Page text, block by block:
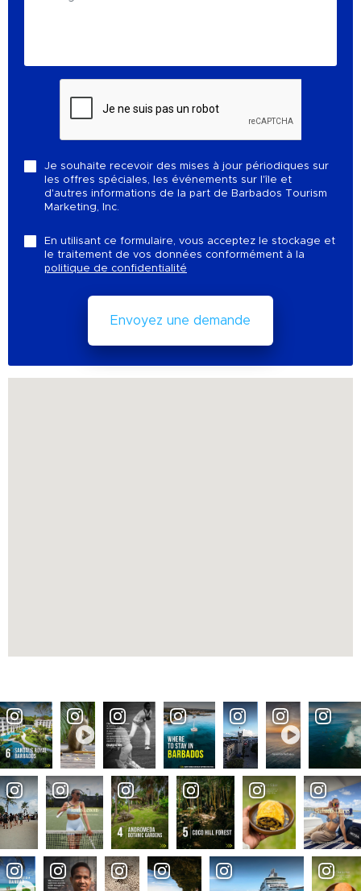
Je souhaite recevoir des mises à jour périodiques sur
les offres spéciales, les événements sur l'île et
d'autres informations de la part de Barbados Tourism
Marketing, Inc.
En utilisant ce formulaire, vous acceptez le stockage et
le traitement de vos données conformément à la
politique de confidentialité